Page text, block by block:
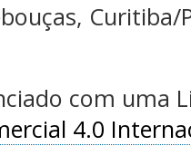
Curitiba/
com uma
4.0